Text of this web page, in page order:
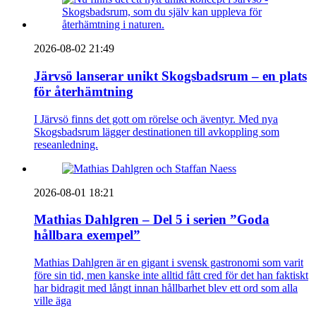
2026-08-02 21:49
Järvsö lanserar unikt Skogsbadsrum – en plats
för återhämtning
I Järvsö finns det gott om rörelse och äventyr. Med nya
Skogsbadsrum lägger destinationen till avkoppling som
reseanledning.
2026-08-01 18:21
Mathias Dahlgren – Del 5 i serien ”Goda
hållbara exempel”
Mathias Dahlgren är en gigant i svensk gastronomi som varit
före sin tid, men kanske inte alltid fått cred för det han faktiskt
har bidragit med långt innan hållbarhet blev ett ord som alla
ville äga